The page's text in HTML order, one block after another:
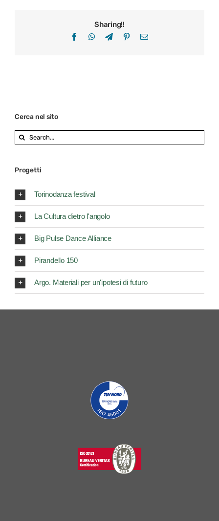
Sharing!!
FacebookWhatsApp
TelegramPinterestEmail
Cerca nel sito
Search
for:
Progetti
Torinodanza festival
La Cultura dietro l'angolo
Big Pulse Dance Alliance
Pirandello 150
Argo. Materiali per un'ipotesi di futuro